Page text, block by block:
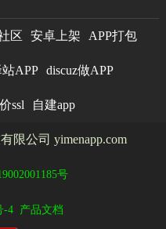
区 安卓上架 APP打包
APP discuz做APP
ssl 自建app
限公司 yimenapp.com
号
-4 产品文档